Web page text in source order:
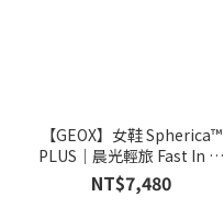
【GEOX】女鞋 Spherica™
PLUS｜晨光輕旅 Fast In 一
踩即穿 零衝擊緩震 透氣休閒
鞋｜可可金
NT$7,480